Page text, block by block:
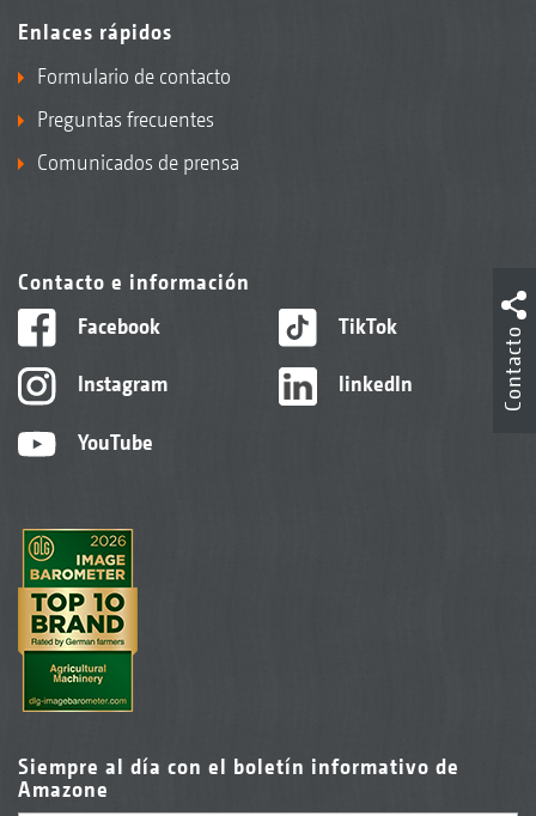
Enlaces rápidos
Formulario de contacto
Preguntas frecuentes
Comunicados de prensa
Contacto e información
Facebook
Instagram
YouTube
TikTok
linkedIn
Siempre al día con el boletín informativo de
Amazone
Contacto